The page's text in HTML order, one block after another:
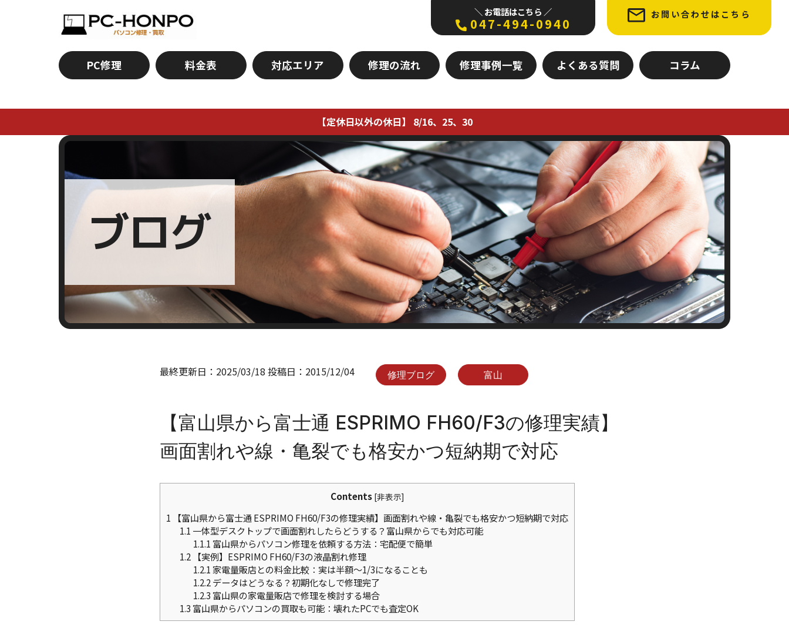
＼ お電話はこちら ／
047-494-0940
お問い合わせはこちら
PC修理 料金表 対応エリア 修理の流れ 修理事例一覧 よくある質問 コラム
【定休日以外の休日】 8/16、25、30
ブログ
最終更新日： 2025/03/18 投稿日： 2015/12/04 修理ブログ 富山
【富山県から富士通 ESPRIMO FH60/F3の修理実績】
画面割れや線・亀裂でも格安かつ短納期で対応
Contents [非表示]
1 【富山県から富士通 ESPRIMO FH60/F3の修理実績】画面割れや線・亀裂でも格安かつ短納期で対応
1.1 一体型デスクトップで画面割れしたらどうする？富山県からでも対応可能
1.1.1 富山県からパソコン修理を依頼する方法：宅配便で簡単
1.2【実例】ESPRIMO FH60/F3の液晶割れ修理
1.2.1 家電量販店との料金比較：実は半額～1/3になることも
1.2.2データはどうなる？初期化なしで修理完了
1.2.3 富山県の家電量販店で修理を検討する場合
1.3 富山県からパソコンの買取も可能：壊れたPCでも査定OK